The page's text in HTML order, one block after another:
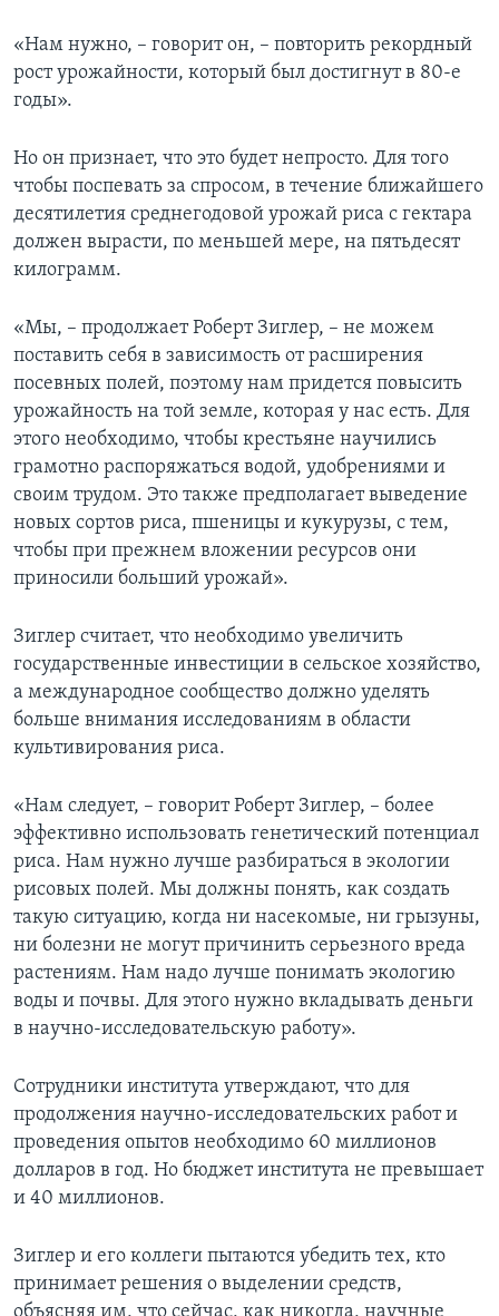
«Нам нужно, – говорит он, – повторить рекордный
рост урожайности, который был достигнут в 80-е
годы».
Но он признает, что это будет непросто. Для того
чтобы поспевать за спросом, в течение ближайшего
десятилетия среднегодовой урожай риса с гектара
должен вырасти, по меньшей мере, на пятьдесят
килограмм.
«Мы, – продолжает Роберт Зиглер, – не можем
поставить себя в зависимость от расширения
посевных полей, поэтому нам придется повысить
урожайность на той земле, которая у нас есть. Для
этого необходимо, чтобы крестьяне научились
грамотно распоряжаться водой, удобрениями и
своим трудом. Это также предполагает выведение
новых сортов риса, пшеницы и кукурузы, с тем,
чтобы при прежнем вложении ресурсов они
приносили больший урожай».
Зиглер считает, что необходимо увеличить
государственные инвестиции в сельское хозяйство,
а международное сообщество должно уделять
больше внимания исследованиям в области
культивирования риса.
«Нам следует, – говорит Роберт Зиглер, – более
эффективно использовать генетический потенциал
риса. Нам нужно лучше разбираться в экологии
рисовых полей. Мы должны понять, как создать
такую ситуацию, когда ни насекомые, ни грызуны,
ни болезни не могут причинить серьезного вреда
растениям. Нам надо лучше понимать экологию
воды и почвы. Для этого нужно вкладывать деньги
в научно-исследовательскую работу».
Сотрудники института утверждают, что для
продолжения научно-исследовательских работ и
проведения опытов необходимо 60 миллионов
долларов в год. Но бюджет института не превышает
и 40 миллионов.
Зиглер и его коллеги пытаются убедить тех, кто
принимает решения о выделении средств,